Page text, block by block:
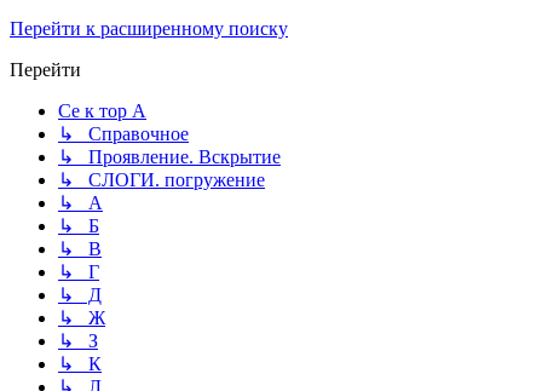
Перейти к расширенному поиску
Перейти
Се к тор А
↳ Справочное
↳ Проявление. Вскрытие
↳ СЛОГИ. погружение
↳ А
↳ Б
↳ В
↳ Г
↳ Д
↳ Ж
↳ З
↳ К